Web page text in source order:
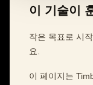
이 기술이
작은 목표로 시
요.
이 페이지는